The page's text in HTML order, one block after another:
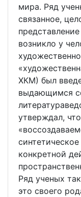
мира. Ряд
связанное,
возникло у
ХКМ) был
выдающимся
утверждал,
конкретной
Ряд ученых
это своего